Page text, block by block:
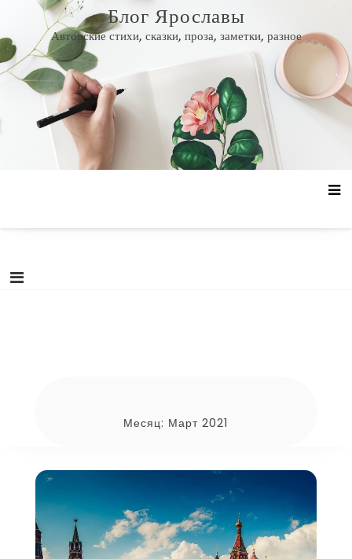
Перейти
содержанию
Блог Ярославы
Авторские стихи, сказки, проза, заметки, разное
Месяц: Март 2021